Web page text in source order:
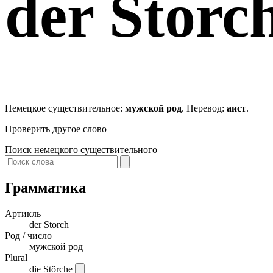
der
Немецкое существительное: мужской род. Перевод: аист.
Проверить другое слово
Поиск немецкого существительного
Грамматика
Артикль
derStorch
Род / число
мужской род
Plural
die Störche